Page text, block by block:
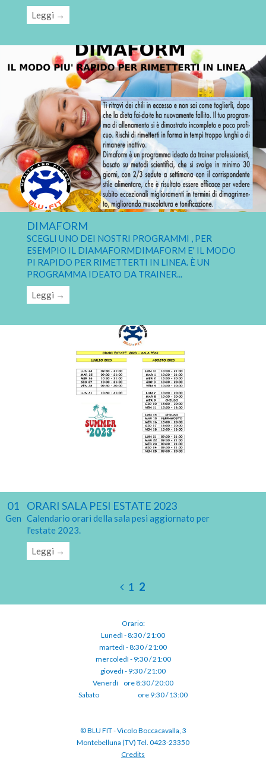
Leggi →
DIMAFORM
SCEGLI UNO DEI NOSTRI PROGRAMMI , PER
ESEMPIO IL DIAMAFORMDIMAFORM E' IL MODO
PI RAPIDO PER RIMETTERTI IN LINEA. È UN
PROGRAMMA IDEATO DA TRAINER...
Leggi →
01
Gen
ORARI SALA PESI ESTATE 2023
Calendario orari della sala pesi aggiornato per
l'estate 2023.
Leggi →
1 2
Orario:
Lunedì - 8:30 / 21:00
martedì - 8:30 / 21:00
mercoledì - 9:30 / 21:00
giovedì - 9:30 / 21:00
Venerdì⠀ore 8:30 / 20:00
Sabato ⠀⠀⠀⠀⠀⠀⠀ore 9:30 / 13:00
© BLU FIT - Vicolo Boccacavalla, 3
Montebelluna (TV) Tel. 0423-23350
Credits